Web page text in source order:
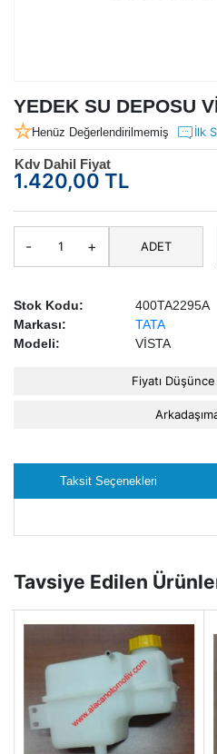
YEDEK SU DEPOSU
Henüz Değerlendirilmemiş İlk
Kdv Dahil Fiyat
1.420,00 TL
- + ADET
Stok Kodu:
400TA2295A
Markası:
TATA
Modeli:
VİSTA
Fiyatı
Taksit Seçenekleri
Tavsiye Edilen